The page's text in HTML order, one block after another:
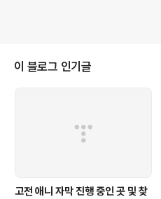
이 블로그 인기글
고전 애니 자막 진행 중인 곳 및 찾